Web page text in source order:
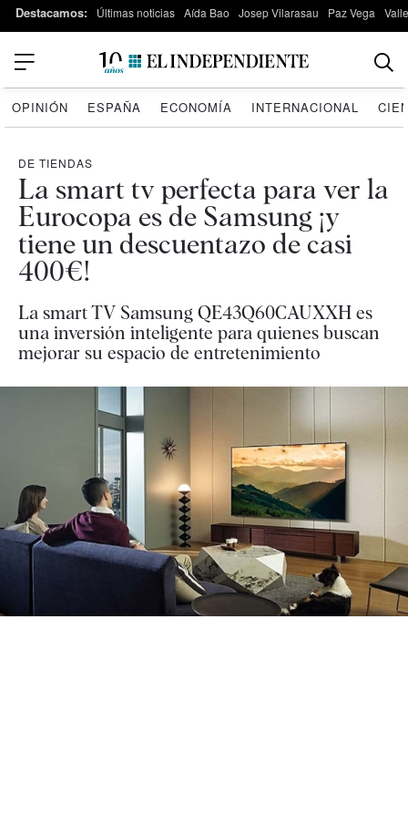
Destacamos: Últimas noticias Aída Bao Josep Vilarasau Paz Vega
OPINIÓN ESPAÑA ECONOMÍA INTERNACIONAL
DE TIENDAS
La smart tv perfecta para ver la
Eurocopa es de Samsung ¡y
tiene un descuentazo de casi
400€!
La smart TV Samsung QE43Q60CAUXXH es
una inversión inteligente para quienes buscan
mejorar su espacio de entretenimiento